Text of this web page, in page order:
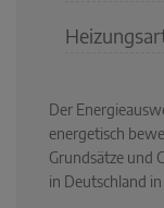
Der
energetisch
Grundsätze und
in Deutschland